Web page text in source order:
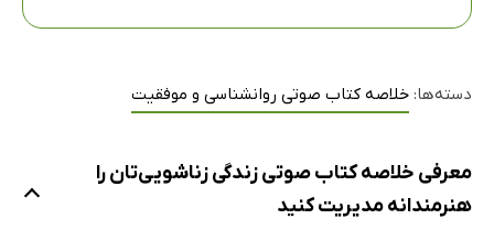
دسته‌ها: خلاصه کتاب صوتی روانشناسی و موفقیت
معرفی خلاصه کتاب صوتی زندگی زناشویی‌تان را
هنرمندانه مدیریت کنید